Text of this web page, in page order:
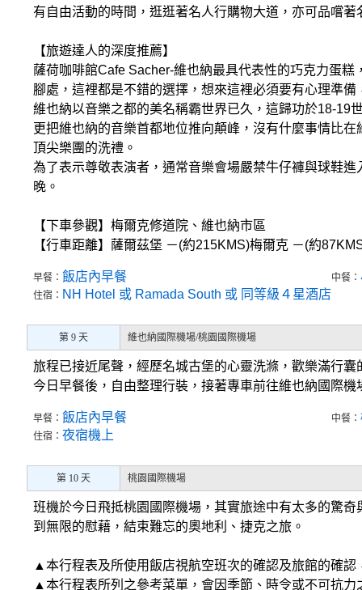
有自由活動的時間，逛逛著名人行購物大道，亦可品嚐
【旅遊達人的深度推薦】
薩荷咖啡館Cafe Sacher-維也納最具代表性的巧克力蛋
腳處，這裡都是不錯的選擇，想來這裡必須要有心理準備
維也納以音樂之都的美名稱霸世界已久，這歸功於18-19
更把維也納的音樂首都地位推向顛峰，沒有什麼事情比
頂尖樂團的洗禮。
為了表示尊敬表演者，通常音樂會場嚴禁牛仔褲與球鞋
晚。
【下車參觀】梅爾克修道院、維也納市區
【行車距離】薩爾茲堡 －(約215KMS)梅爾克 －(約
早餐： 飯店內早餐 中餐：
住宿： NH Hotel 或 Ramada South 或 同等級４星酒店
第 9 天 維也納國際機場/桃園國際機場
旅程已接近尾聲，經歷名城古堡的心靈洗滌，歡樂滿行
今日早餐後，自由整理行裝，接著專車前往維也納國際機
早餐： 飯店內早餐 中餐：
住宿： 夜宿機上
第 10 天 桃園國際機場
班機於今日飛抵桃園國際機場，其實旅途中有太多的驚
到無限的慰藉，結束難忘的奧地利、捷克之旅。
▲本行程表及所使用飯店視航空班次的確認及旅館的確
▲本行程表所列之參考菜單，會因季節、時令或不可抗